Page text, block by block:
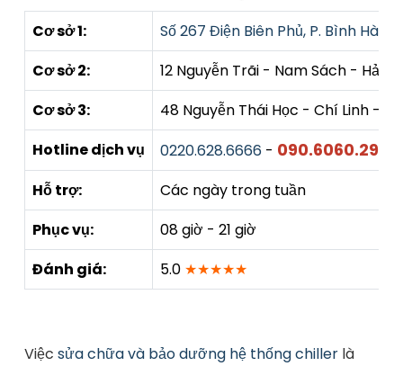
Cơ sở 1:
Số 267 Điện Biên Phủ, P. Bình Hàn,
Cơ sở 2:
12 Nguyễn Trãi - Nam Sách - Hải
Cơ sở 3:
48 Nguyễn Thái Học - Chí Linh -
Hotline dịch vụ
0220.628.6666 - 090.6060.290
Hỗ trợ:
Các ngày trong tuần
Phục vụ:
08 giờ - 21 giờ
Đánh giá:
5.0 ★★★★★
Việc sửa chữa và bảo dưỡng hệ thống chiller là